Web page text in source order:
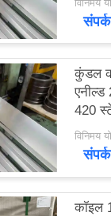
विनिमय
संपर्क
कुंडल
420
विनिमय
संपर्क
कॉइल